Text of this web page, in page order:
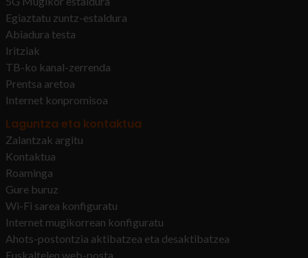
Egiaztatu zuntz-estaldura
Abiadura testa
Iritziak
TB-ko kanal-zerrenda
Prentsa aretoa
Internet konpromisoa
Laguntza eta kontaktua
Zalantzak argitu
Kontaktua
Roaminga
Gure buruz
Wi-Fi sarea konfiguratu
Internet mugikorrean konfiguratu
Ahots-postontzia aktibatzea eta desaktibatzea
Euskaltelen web-posta